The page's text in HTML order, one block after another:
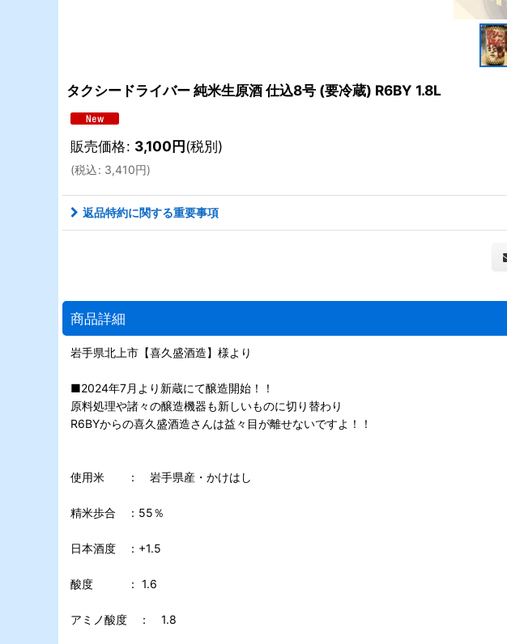
タクシードライバー 純米生原酒 仕込8号 (要冷蔵) R6BY 1.8L
販売価格: 3,100円(税別)
(税込: 3,410円)
返品特約に関する重要事項
商品詳細
岩手県北上市【喜久盛酒造】様より
■2024年7月より新蔵にて醸造開始！！
原料処理や諸々の醸造機器も新しいものに切り替わり
R6BYからの喜久盛酒造さんは益々目が離せないですよ！！
使用米 ： 岩手県産・かけはし
精米歩合 ：55％
日本酒度 ：+1.5
酸度 ： 1.6
アミノ酸度 ： 1.8